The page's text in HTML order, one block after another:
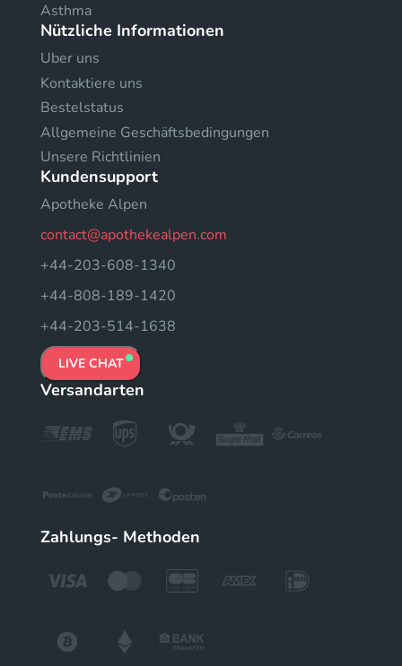
Asthma
Nützliche Informationen
Uber uns
Kontaktiere uns
Bestelstatus
Allgemeine Geschäftsbedingungen
Unsere Richtlinien
Kundensupport
Apotheke Alpen
contact@apothekealpen.com
+44-203-608-1340
+44-808-189-1420
+44-203-514-1638
LIVE CHAT
Versandarten
Zahlungs- Methoden